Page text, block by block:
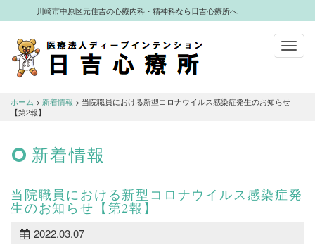
川崎市中原区元住吉の心療内科・精神科なら日吉心療所へ
なら日吉心療所へ
ホーム > 新着情報 > 当院職員における新型コロナウイルス感染症発生のお知らせ
【第2報】
新着情報
当院職員における新型コロナウイルス感染症発
生のお知らせ【第2報】
2022.03.07